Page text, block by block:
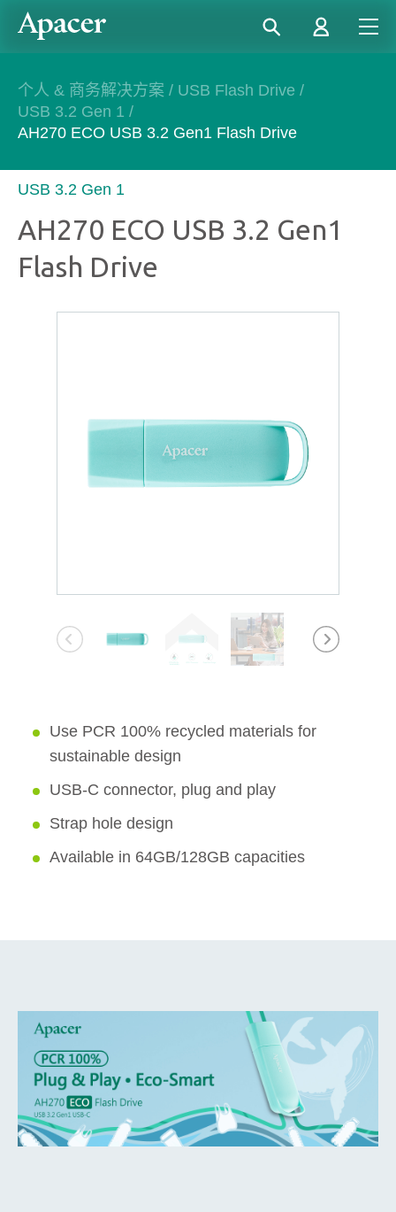
个人 & 商务解决方案 / USB Flash Drive /
USB 3.2 Gen 1 /
AH270 ECO USB 3.2 Gen1 Flash Drive
USB 3.2 Gen 1
AH270 ECO USB 3.2 Gen1
Flash Drive
Use PCR 100% recycled materials for
sustainable design
USB-C connector, plug and play
Strap hole design
Available in 64GB/128GB capacities